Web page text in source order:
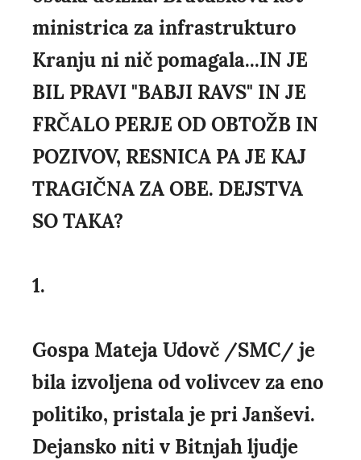
ministrica za infrastrukturo
Kranju ni nič pomagala...IN JE
BIL PRAVI "BABJI RAVS" IN JE
FRČALO PERJE OD OBTOŽB IN
POZIVOV, RESNICA PA JE KAJ
TRAGIČNA ZA OBE. DEJSTVA
SO TAKA?
1.
Gospa Mateja Udovč /SMC/ je
bila izvoljena od volivcev za eno
politiko, pristala je pri Janševi.
Dejansko niti v Bitnjah ljudje